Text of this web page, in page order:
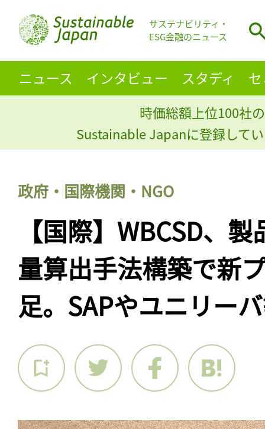
サステナビリティ・
ESG金融のニュース
ニュース インタビュー スタディ
時価総額上位100社
Sustainable Japanに登録して
政府・国際機関・NGO
【国際】WBCSD、
量算出手法構築で新
足。SAPやユニリー